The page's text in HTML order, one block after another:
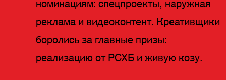
номинациям: спецпроекты, наружная
реклама и видеоконтент. Креативщики
боролись за главные призы:
реализацию от РСХБ и живую козу.